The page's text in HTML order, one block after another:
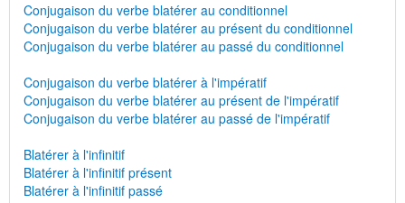
Conjugaison du verbe blatérer au conditionnel
Conjugaison du verbe blatérer au présent du conditionnel
Conjugaison du verbe blatérer au passé du conditionnel
Conjugaison du verbe blatérer à l'impératif
Conjugaison du verbe blatérer au présent de l'impératif
Conjugaison du verbe blatérer au passé de l'impératif
Blatérer à l'infinitif
Blatérer à l'infinitif présent
Blatérer à l'infinitif passé